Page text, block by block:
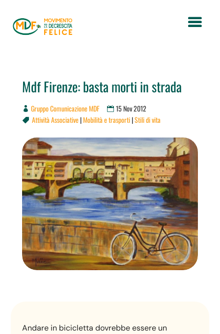
Mdf Firenze: basta morti in strada
Gruppo Comunicazione MDF 15 Nov 2012
 Attività Associative|Mobilità e trasporti|Stili di vita
Andare in bicicletta dovrebbe essere un